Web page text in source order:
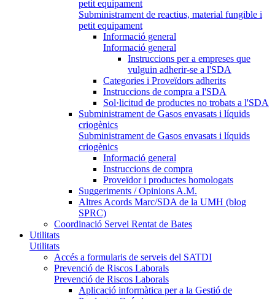
petit equipament
Subministrament de reactius, material fungible i
petit equipament
Informació general
Informació general
Instruccions per a empreses que
vulguin adherir-se a l'SDA
Categories i Proveïdors adherits
Instruccions de compra a l'SDA
Sol·licitud de productes no trobats a l'SDA
Subministrament de Gasos envasats i líquids
criogènics
Subministrament de Gasos envasats i líquids
criogènics
Informació general
Instruccions de compra
Proveïdor i productes homologats
Suggeriments / Opinions A.M.
Altres Acords Marc/SDA de la UMH (blog
SPRC)
Coordinació Servei Rentat de Bates
Utilitats
Utilitats
Accés a formularis de serveis del SATDI
Prevenció de Riscos Laborals
Prevenció de Riscos Laborals
Aplicació informàtica per a la Gestió de